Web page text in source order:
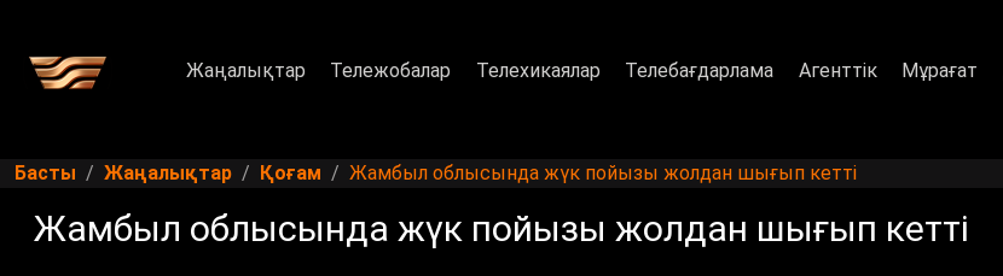
Жаңалықтар Тележобалар Телехикаялар Телебағдарлама Агенттік Мұрағат
Басты Жаңалықтар Қоғам Жамбыл облысында жүк пойызы жолдан шығып кетті
Жамбыл облысында жүк пойызы жолдан шығып кетті